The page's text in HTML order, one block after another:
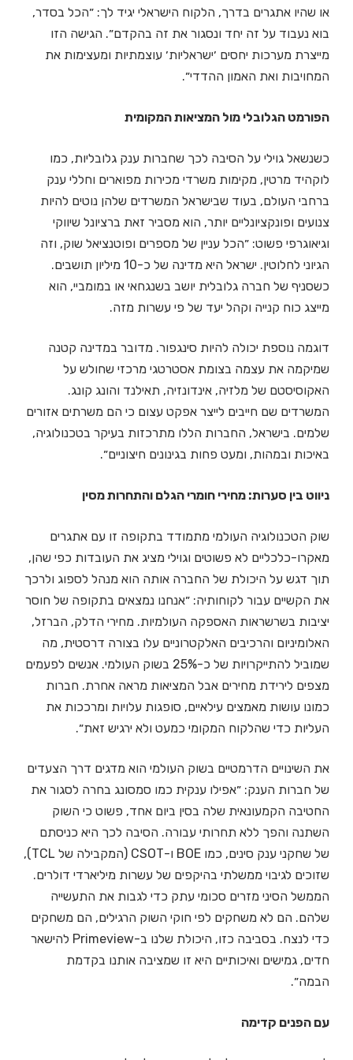
או שהיו אתגרים בדרך, הלקוח הישראלי יגיד לך: ״הכל בסדר,
בוא נעבוד על זה יחד ונסגור את זה בהקדם״. הגישה הזו
מייצרת מערכות יחסים ׳ישראליות׳ עוצמתיות ומעצימות את
המחויבות ואת האמון ההדדי״.
הפורמט הגלובלי מול המציאות המקומית
כשנשאל גוילי על הסיבה לכך שחברות ענק גלובליות, כמו
לוקהיד מרטין, מקימות משרדי מכירות מפוארים וחללי ענק
ברחבי העולם, בעוד שבישראל המשרדים שלהן נוטים להיות
צנועים ופונקציונליים יותר, הוא מסביר זאת ברציונל שיווקי
וגיאוגרפי פשוט: ״הכל עניין של מספרים ופוטנציאל שוק, וזה
הגיוני לחלוטין. ישראל היא מדינה של כ-10 מיליון תושבים.
כשסניף של חברה גלובלית יושב בשנגחאי או במומביי, הוא
מייצג כוח קנייה וקהל יעד של פי עשרות מזה.
דוגמה נוספת יכולה להיות סינגפור. מדובר במדינה קטנה
שמיקמה את עצמה בצומת אסטרטגי מרכזי שחולש על
האקוסיסטם של מלזיה, אינדונזיה, תאילנד והונג קונג.
המשרדים שם חייבים לייצר אפקט עצום כי הם משרתים אזורים
שלמים. בישראל, החברות הללו מתרכזות בעיקר בטכנולוגיה,
באיכות ובמהות, ומעט פחות בגינונים חיצוניים״.
ניווט בין סערות: מחירי חומרי הגלם והתחרות מסין
שוק הטכנולוגיה העולמי מתמודד בתקופה זו עם אתגרים
מאקרו-כלכליים לא פשוטים וגוילי מציג את העובדות כפי שהן,
תוך דגש על היכולת של החברה אותה הוא מנהל לספוג ולרכך
את הקשיים עבור לקוחותיה: ״אנחנו נמצאים בתקופה של חוסר
יציבות בשרשראות האספקה העולמיות. מחירי הדלק, הברזל,
האלומיניום והרכיבים האלקטרוניים עלו בצורה דרסטית, מה
שמוביל להתייקרויות של כ-25% בשוק העולמי. אנשים לפעמים
מצפים לירידת מחירים אבל המציאות מראה אחרת. חברות
כמונו עושות מאמצים עילאיים, סופגות עלויות ומרככות את
העליות כדי שהלקוח המקומי כמעט ולא ירגיש זאת״.
את השינויים הדרמטיים בשוק העולמי הוא מדגים דרך הצעדים
של חברות הענק: ״אפילו ענקית כמו סמסונג בחרה לסגור את
החטיבה הקמעונאית שלה בסין ביום אחד, פשוט כי השוק
השתנה והפך ללא תחרותי עבורה. הסיבה לכך היא כניסתם
של שחקני ענק סינים, כמו BOE ו-CSOT (המקבילה של TCL),
שזוכים לגיבוי ממשלתי בהיקפים של עשרות מיליארדי דולרים.
הממשל הסיני מזרים סכומי עתק כדי לגבות את התעשייה
שלהם. הם לא משחקים לפי חוקי השוק הרגילים, הם משחקים
כדי לנצח. בסביבה כזו, היכולת שלנו ב-Primeview להישאר
חדים, גמישים ואיכותיים היא זו שמציבה אותנו בקדמת
הבמה״.
עם הפנים קדימה